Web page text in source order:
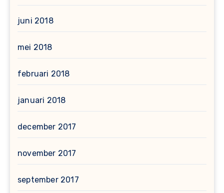
juni 2018
mei 2018
februari 2018
januari 2018
december 2017
november 2017
september 2017